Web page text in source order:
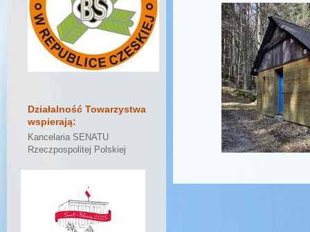
Działalność Towarzystwa
wspierają:
Kancelaria SENATU
Rzeczpospolitej Polskiej